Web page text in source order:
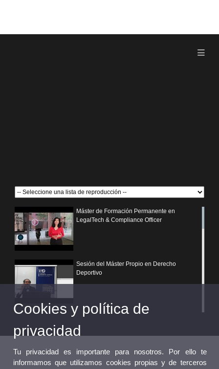
Máster de Formación Permanente en
LegalTech & Compliance Officer
Sesión del Máster Propio en Derecho
Deportivo
¿Por qué elegir un postgrado propio de la
Universitat de València?
Cookies y política de
privacidad
Tu privacidad es importante para nosotros. Por ello te
informamos que utilizamos cookies propias y de terceros